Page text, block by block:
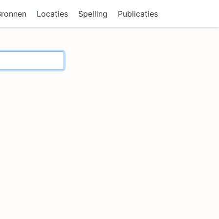
Locaties Spelling Publicaties